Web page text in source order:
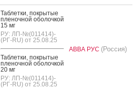
Таб­летки, пок­ры­тые
пле­ноч­ной обо­лоч­кой
15 мг
РУ: ЛП-№(011414)-
(РГ-RU) от 25.08.25
Таб­летки, пок­ры­тые
пле­ноч­ной обо­лоч­кой
20 мг
РУ: ЛП-№(011414)-
(РГ-RU) от 25.08.25
АВВА РУС (Россия)